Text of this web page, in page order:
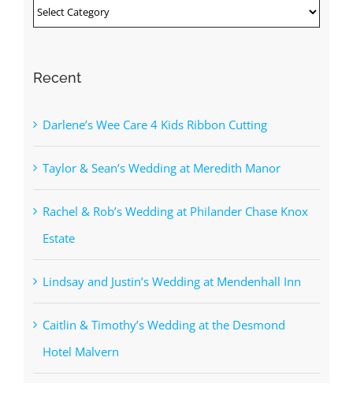
Categories
Recent
Darlene’s Wee Care 4 Kids Ribbon Cutting
Taylor & Sean’s Wedding at Meredith Manor
Rachel & Rob’s Wedding at Philander Chase Knox
Estate
Lindsay and Justin’s Wedding at Mendenhall Inn
Caitlin & Timothy’s Wedding at the Desmond
Hotel Malvern